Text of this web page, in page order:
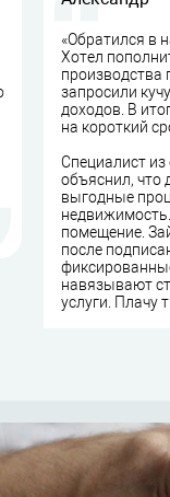
«Обратился в
Хотел
производства
запросили
доходов. В
на короткий
Специалист
объяснил, что
выгодные
помещение.
после
навязывают
услуги. Плачу